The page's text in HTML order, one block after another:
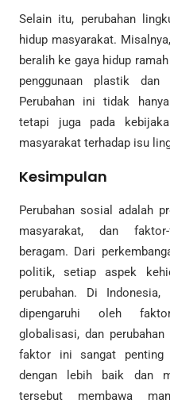
Selain itu, perubahan
hidup masyarakat.
beralih ke gaya hidup
penggunaan plastik
Perubahan ini tidak
tetapi juga pada
masyarakat terhadap isu
Kesimpulan
Perubahan sosial adalah
masyarakat, dan
beragam. Dari
politik, setiap aspek
perubahan. Di
dipengaruhi oleh
globalisasi, dan
faktor ini sangat penting
dengan lebih baik dan
tersebut membawa